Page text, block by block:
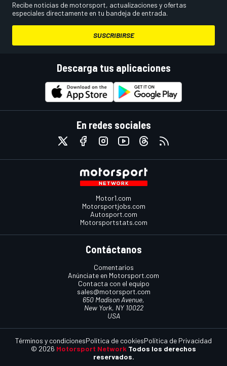
Recibe noticias de motorsport, actualizaciones y ofertas
especiales directamente en tu bandeja de entrada.
SUSCRIBIRSE
Descarga tus aplicaciones
En redes sociales
Motor1.com
Motorsportjobs.com
Autosport.com
Motorsportstats.com
Contáctanos
Comentarios
Anúnciate en Motorsport.com
Contacta con el equipo
sales@motorsport.com
650 Madison Avenue,
New York, NY 10022
USA
© 2026 Motorsport Network Todos los derechos
reservados.
Términos y condicionesPolítica de cookiesPolítica de Privacidad